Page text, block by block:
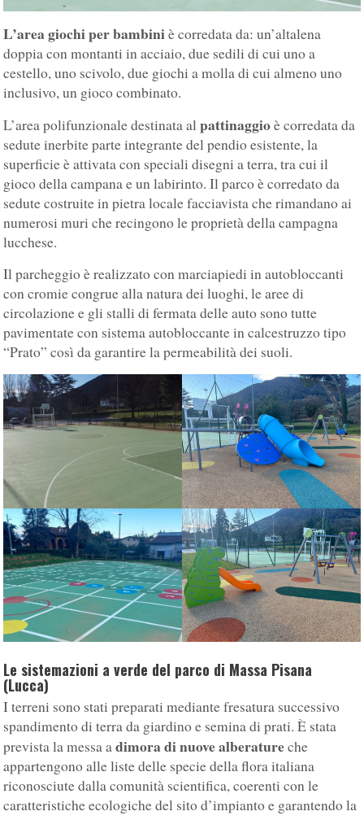
L’area giochi per bambiniè corredata da: un’altalena
doppia con montanti in acciaio, due sedili di cui uno a
cestello, uno scivolo, due giochi a molla di cui almeno uno
inclusivo, un gioco combinato.
L’area polifunzionale destinata alpattinaggioè corredata da
sedute inerbite parte integrante del pendio esistente, la
superficie è attivata con speciali disegni a terra, tra cui il
gioco della campana e un labirinto. Il parco è corredato da
sedute costruite in pietra locale facciavista che rimandano ai
numerosi muri che recingono le proprietà della campagna
lucchese.
Il parcheggio è realizzato con marciapiedi in autobloccanti
con cromie congrue alla natura dei luoghi, le aree di
circolazione e gli stalli di fermata delle auto sono tutte
pavimentate con sistema autobloccante in calcestruzzo tipo
“Prato” così da garantire la permeabilità dei suoli.
Le sistemazioni a verde del parco di Massa Pisana
(Lucca)
I terreni sono stati preparati mediante fresatura successivo
spandimento di terra da giardino e semina di prati. È stata
prevista la messa adimora di nuove alberatureche
appartengono alle liste delle specie della flora italiana
riconosciute dalla comunità scientifica, coerenti con le
caratteristiche ecologiche del sito d’impianto e garantendo la